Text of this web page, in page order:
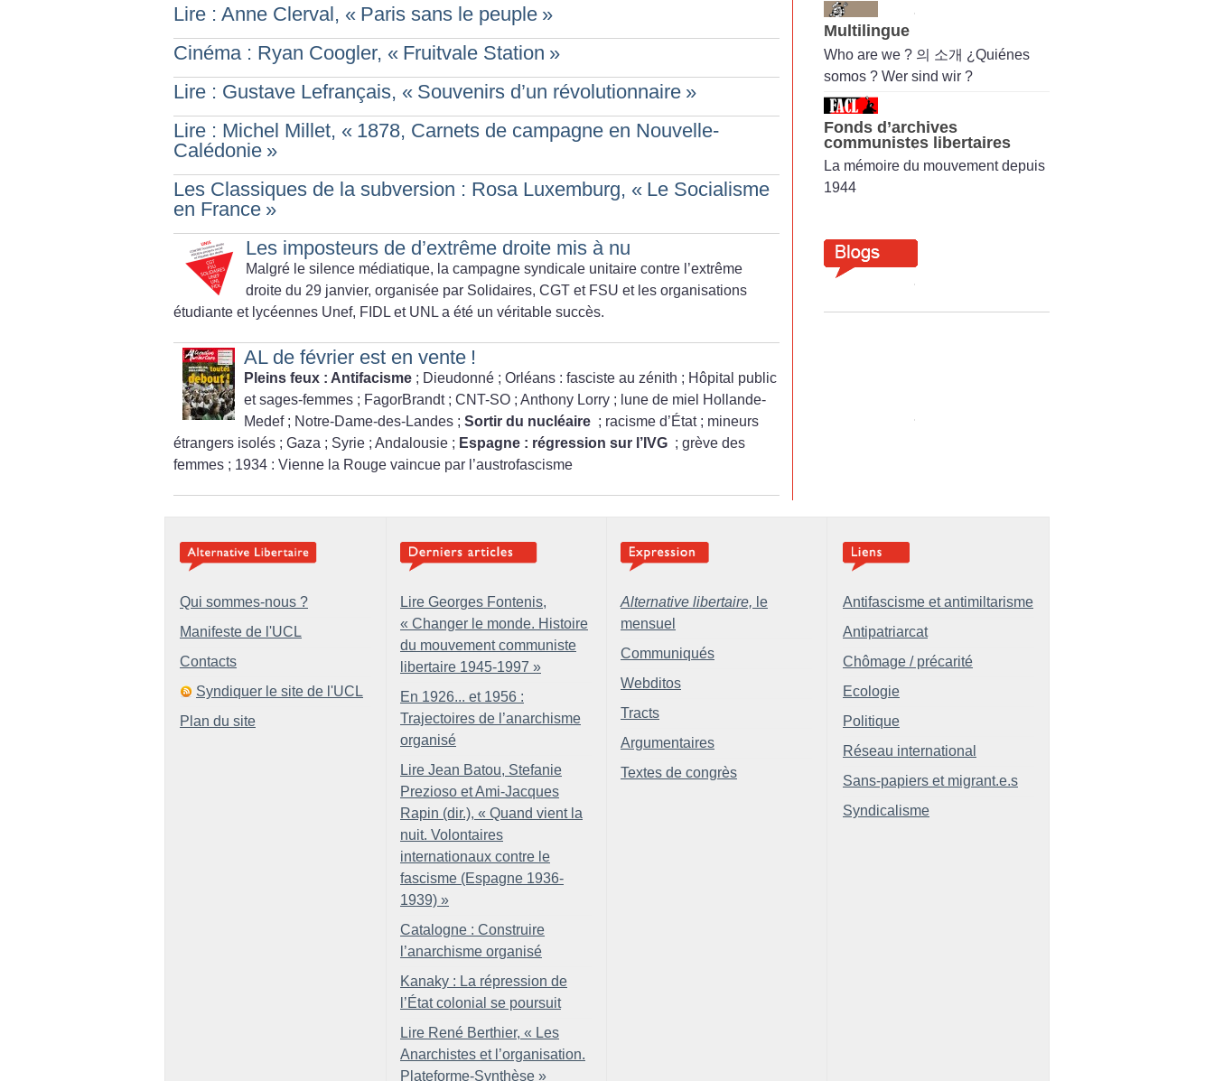
Lire : Anne Clerval, « Paris sans le peuple »
Cinéma : Ryan Coogler, « Fruitvale Station »
Lire : Gustave Lefrançais, « Souvenirs d’un révolutionnaire »
Lire : Michel Millet, « 1878, Carnets de campagne en Nouvelle-
Calédonie »
Les Classiques de la subversion : Rosa Luxemburg, « Le Socialisme
en France »
Les imposteurs de d’extrême droite mis à nu
Malgré le silence médiatique, la campagne syndicale unitaire contre l’extrême
droite du 29 janvier, organisée par Solidaires, CGT et FSU et les organisations
étudiante et lycéennes Unef, FIDL et UNL a été un véritable succès.
AL de février est en vente !
Pleins feux : Antifacisme ; Dieudonné ; Orléans : fasciste au zénith ; Hôpital public
et sages-femmes ; FagorBrandt ; CNT-SO ; Anthony Lorry ; lune de miel Hollande-
Medef ; Notre-Dame-des-Landes ; Sortir du nucléaire ; racisme d’État ; mineurs
étrangers isolés ; Gaza ; Syrie ; Andalousie ; Espagne : régression sur l’IVG ; grève des
femmes ; 1934 : Vienne la Rouge vaincue par l’austrofascisme
Multilingue
Who are we ? 의 소개 ¿Quiénes
somos ? Wer sind wir ?
Fonds d’archives
communistes libertaires
La mémoire du mouvement depuis
1944
Qui sommes-nous ?
Manifeste de l'UCL
Contacts
Syndiquer le site de l'UCL
Plan du site
Lire Georges Fontenis,
« Changer le monde. Histoire
du mouvement communiste
libertaire 1945-1997 »
En 1926... et 1956 :
Trajectoires de l’anarchisme
organisé
Lire Jean Batou, Stefanie
Prezioso et Ami-Jacques
Rapin (dir.), « Quand vient la
nuit. Volontaires
internationaux contre le
fascisme (Espagne 1936-
1939) »
Catalogne : Construire
l’anarchisme organisé
Kanaky : La répression de
l’État colonial se poursuit
Lire René Berthier, « Les
Anarchistes et l’organisation.
Plateforme-Synthèse »
Alternative libertaire, le
mensuel
Communiqués
Webditos
Tracts
Argumentaires
Textes de congrès
Antifascisme et antimiltarisme
Antipatriarcat
Chômage / précarité
Ecologie
Politique
Réseau international
Sans-papiers et migrant.e.s
Syndicalisme